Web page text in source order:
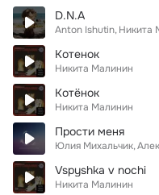
D.N.A
Anton Ishutin Никита
Котенок
Никита Малинин
Котёнок
Никита Малинин
Прости меня
Юлия Михальчик
Vspyshka v nochi
Никита Малинин